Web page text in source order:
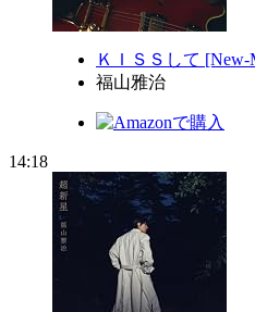
ＫＩＳＳして [New-
福山雅治
14:18